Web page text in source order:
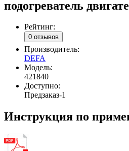
подогреватель
Рейтинг:
0 отзывов
Производитель:
DEFA
Модель:
421840
Доступно:
Предзаказ-1
Инструкция по